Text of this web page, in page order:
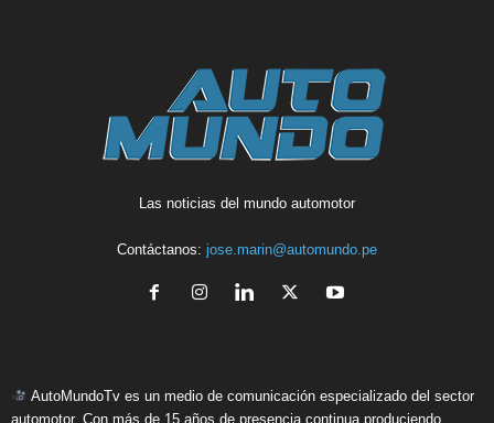
Las noticias del mundo automotor
Contáctanos: jose.marin@automundo.pe
AutoMundoTv es un medio de comunicación especializado del sector
automotor. Con más de 15 años de presencia continua produciendo